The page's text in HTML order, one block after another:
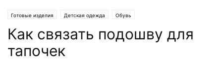
Готовые изделия Детская одежда Обувь
Как связать подошву для
тапочек